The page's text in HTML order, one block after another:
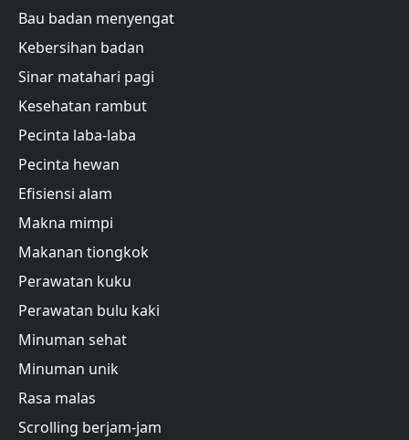
Bau badan menyengat
Kebersihan badan
Sinar matahari pagi
Kesehatan rambut
Pecinta laba-laba
Pecinta hewan
Efisiensi alam
Makna mimpi
Makanan tiongkok
Perawatan kuku
Perawatan bulu kaki
Minuman sehat
Minuman unik
Rasa malas
Scrolling berjam-jam